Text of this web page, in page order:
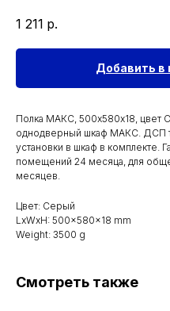
1 211 р.
Добавить в
Полка МАКС, 500х580х18, цвет
однодверный шкаф МАКС. ДСП
установки в шкаф в комплекте.
помещений 24 месяца, для
месяцев.
Цвет: Серый
LxWxH: 500x580x18 mm
Weight: 3500 g
Смотреть также